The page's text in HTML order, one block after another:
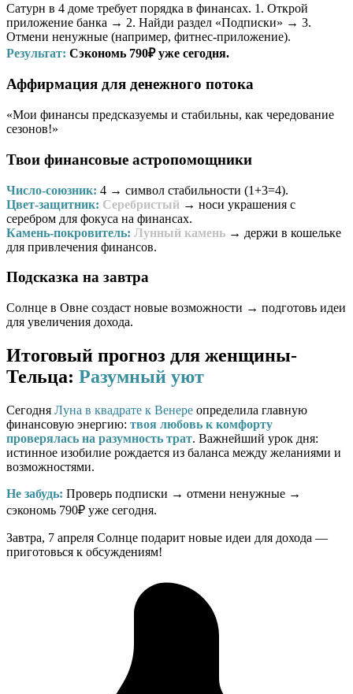
Сатурн в 4 доме требует порядка в финансах. 1. Открой
приложение банка → 2. Найди раздел «Подписки» → 3.
Отмени ненужные (например, фитнес-приложение).
Результат: Сэкономь 790₽ уже сегодня.
Аффирмация для денежного потока
«Мои финансы предсказуемы и стабильны, как чередование
сезонов!»
Твои финансовые астропомощники
Число-союзник: 4 → символ стабильности (1+3=4).
Цвет-защитник: Серебристый → носи украшения с
серебром для фокуса на финансах.
Камень-покровитель: Лунный камень → держи в кошельке
для привлечения финансов.
Подсказка на завтра
Солнце в Овне создаст новые возможности → подготовь идеи
для увеличения дохода.
Итоговый прогноз для женщины-
Тельца: Разумный уют
Сегодня Луна в квадрате к Венере определила главную
финансовую энергию: твоя любовь к комфорту
проверялась на разумность трат. Важнейший урок дня:
истинное изобилие рождается из баланса между желаниями и
возможностями.
Не забудь: Проверь подписки → отмени ненужные →
сэкономь 790₽ уже сегодня.
Завтра, 7 апреля Солнце подарит новые идеи для дохода —
приготовься к обсуждениям!